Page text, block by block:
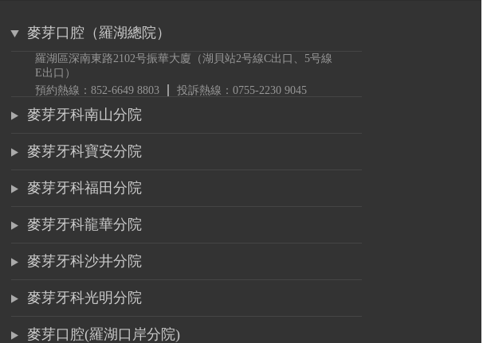
麥芽口腔（羅湖總院）
羅湖區深南東路2102号振華大廈（湖貝站2号線C出口、5号線
E出口）
預約熱線：852-6649 8803
投訴熱線：0755-2230 9045
麥芽牙科南山分院
麥芽牙科寶安分院
麥芽牙科福田分院
麥芽牙科龍華分院
麥芽牙科沙井分院
麥芽牙科光明分院
麥芽口腔(羅湖口岸分院)